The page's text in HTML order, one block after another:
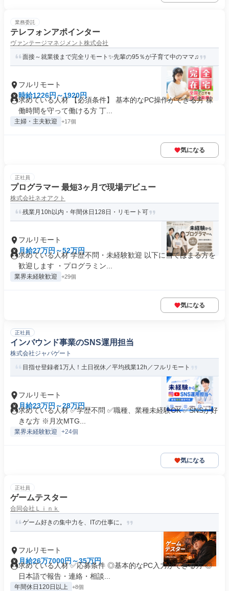
業務委託
テレフォンアポインター
ヴァンテージマネジメント株式会社
面接～就業後まで完全リモート✨先輩の95％が子育て中のママ♫
フルリモート
時給1226円～1920円
求めている人材 【必須条件】 基本的なPC操作ができる方 稼
働時間を守って働ける方 丁...
主婦・主夫歓迎 +17個
気になる
正社員
プログラマー 最短3ヶ月で現場デビュー
株式会社ネオアクト
残業月10h以内・年間休日128日・リモート可
フルリモート
月給27万円～52万円
求めている人材 学歴不問・未経験歓迎 以下に当てはまる方を
歓迎します ・プログラミン...
業界未経験歓迎 +29個
気になる
正社員
インバウンド事業のSNS運用担当
株式会社ジャパゲート
目指せ登録者1万人！土日祝休／平均残業12h／フルリモート
フルリモート
月給23万円～28万円
求めている人材 ✅学歴不問 ✅職種、業種未経験OK ✅SNSが好
きな方 ※月次MTG...
業界未経験歓迎 +24個
気になる
正社員
ゲームテスター
合同会社Ｌｉｎｋ
ゲーム好きの集中力を、ITの仕事に。
フルリモート
月給26万7000円～35万円
求めている人材 ✅応募条件 ◎基本的なPC入力ができる方 ◎
日本語で報告・連絡・相談...
年間休日120日以上 +8個